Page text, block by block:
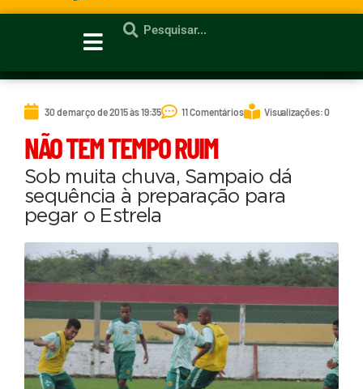
30 de março de 2015 às 19:35 11 Comentários Visualizações: 0
NÃO TEM TEMPO RUIM
Sob muita chuva, Sampaio dá
sequência à preparação para
pegar o Estrela